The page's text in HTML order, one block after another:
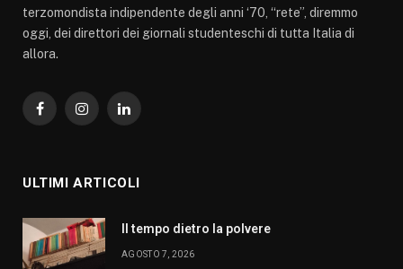
terzomondista indipendente degli anni ‘70, “rete”, diremmo
oggi, dei direttori dei giornali studenteschi di tutta Italia di
allora.
FacebookInstagramLinkedIn
ULTIMI ARTICOLI
Il tempo dietro la polvere
AGOSTO 7, 2026